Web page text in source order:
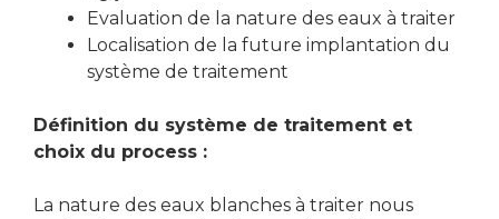
Evaluation de la nature des eaux à traiter
Localisation de la future implantation du
système de traitement
Définition du système de traitement et
choix du process :
La nature des eaux blanches à traiter nous